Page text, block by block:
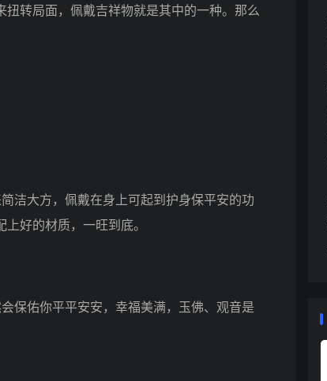
转局面，佩戴吉祥物就是其中的一种。那么
大方，佩戴在身上可起到护身保平安的功
好的材质，一旺到底。
佑你平平安安，幸福美满，玉佛、观音是